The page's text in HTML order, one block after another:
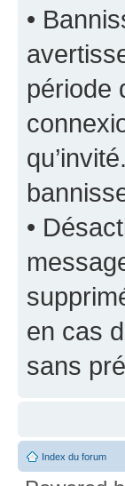
•
période
•
en cas
sans
Index du forum